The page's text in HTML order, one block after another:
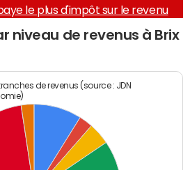
le plus d'impôt sur le revenu
niveau de revenus à Brix
de revenus (source : JDN